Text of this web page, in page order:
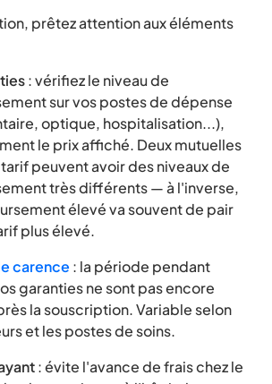
prêtez attention aux éléments
: vérifiez le niveau de
sur vos postes de dépense
optique, hospitalisation...),
le prix affiché. Deux mutuelles
peuvent avoir des niveaux de
très différents — à l'inverse,
élevé va souvent de pair
plus élevé.
carence : la période pendant
garanties ne sont pas encore
la souscription. Variable selon
et les postes de soins.
: évite l'avance de frais chez le